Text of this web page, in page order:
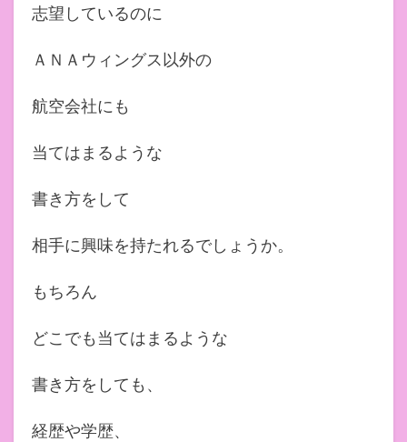
志望しているのに
ＡＮＡウィングス以外の
航空会社にも
当てはまるような
書き方をして
相手に興味を持たれるでしょうか。
もちろん
どこでも当てはまるような
書き方をしても、
経歴や学歴、